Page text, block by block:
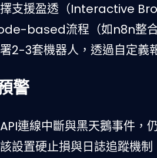
支援盈透（Interactive
based流程（如n8n整合
2-3套機器人，透過自定義
警
連線中斷與黑天鵝事件，
設置硬止損與日誌追蹤機制